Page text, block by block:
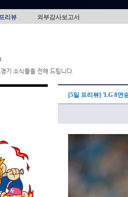
리뷰 외부감사보고서
기 소식들을 전해 드립니다.
[5일 프리뷰] 'LG 8연